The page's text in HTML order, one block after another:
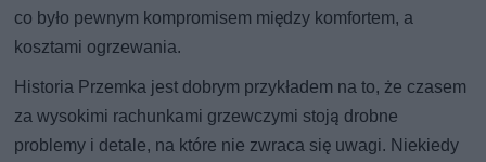
co było pewnym kompromisem między komfortem, a
kosztami ogrzewania.
Historia Przemka jest dobrym przykładem na to, że czasem
za wysokimi rachunkami grzewczymi stoją drobne
problemy i detale, na które nie zwraca się uwagi. Niekiedy